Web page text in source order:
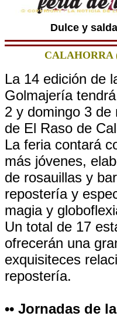
Dulce y
CALAHORRA
La 14 edición de
Golmajería
2 y domingo 3 de
de El Raso de
La feria contará
más jóvenes,
de rosauillas y
repostería y
magia y
Un total de 17
ofrecerán una
exquisiteces
repostería.
•• Jornadas de